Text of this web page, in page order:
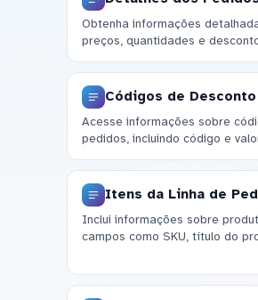
Obtenha informações
preços, quantidades e
Códigos de
Acesse informações sobre
pedidos, incluindo código e
Itens da Linha de
Inclui informações sobre
campos como SKU, título do